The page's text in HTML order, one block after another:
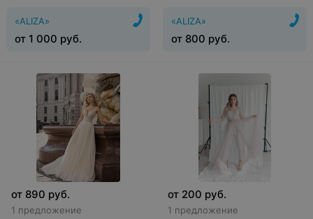
«ALIZA»
от 1 000 руб.
«ALIZA»
от 800 руб.
от 890 руб.
1 предложение
от 200 руб.
1 предложение